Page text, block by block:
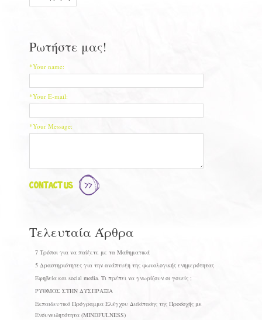
Ρωτήστε μας!
*Your name:
*Your E-mail:
*Your Message:
Contact Us
Τελευταία Άρθρα
7 Τρόποι για να παίξετε με τα Μαθηματικά
5 Δραστηριότητες για την ανάπτυξη της φωνολογικής ενημερότητας
Εφηβεία και social media. Τι πρέπει να γνωρίζουν οι γονείς ;
ΡΥΘΜΟΣ ΣΤΗΝ ΔΥΣΠΡΑΞΙΑ
Εκπαιδευτικό Πρόγραμμα Ελέγχου Διάσπασης της Προσοχής με
Ενσυνειδητότητα (MINDFULNESS)